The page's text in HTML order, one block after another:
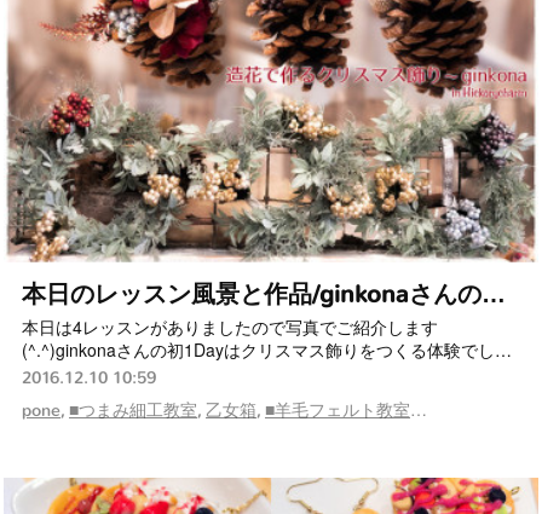
本日のレッスン風景と作品/ginkonaさんの…
本日は4レッスンがありましたので写真でご紹介します
(^.^)ginkonaさんの初1Dayはクリスマス飾りをつくる体験でし…
2016.12.10 10:59
pone ■つまみ細工教室 乙女箱 ■羊毛フェルト教室 prairie*/haon